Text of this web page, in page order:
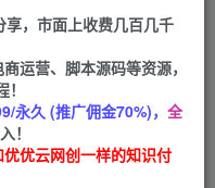
限时特惠
，市面上收费几百几千
运营、脚本源码等资源，
永久 (推广佣金70%)， 全
！
优云网创一样的知识付